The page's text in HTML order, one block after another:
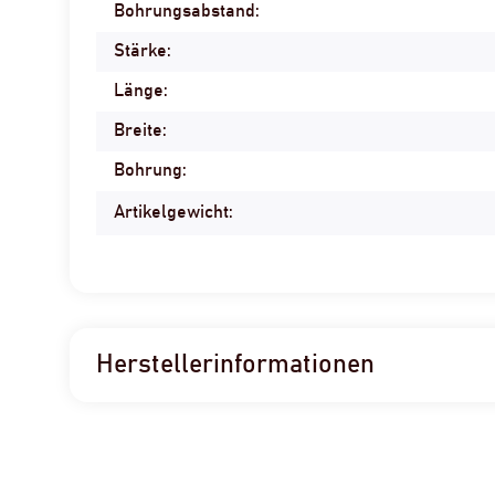
Produkteigenschaft
Wert
Bohrungsabstand:
Stärke:
Länge:
Breite:
Bohrung:
Artikelgewicht:
Herstellerinformationen